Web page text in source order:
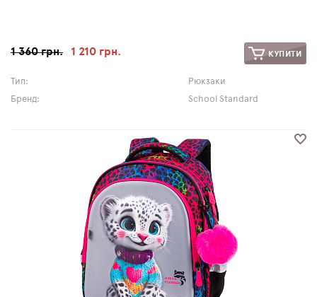
1 360 грн. 1 210 грн. КУПИТИ
Тип:
Рюкзаки
Бренд:
School Standard